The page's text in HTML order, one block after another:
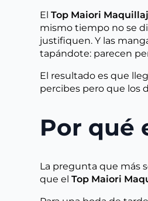
El Top Maiori
mismo tiempo no se
justifiquen. Y las
tapándote: parecen
El resultado es que
percibes pero que los
Por qué
La pregunta que más
que el Top Maiori